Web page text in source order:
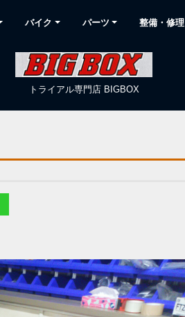
バイク パーツ 整備・修理
トライアル専門店 BIGBOX